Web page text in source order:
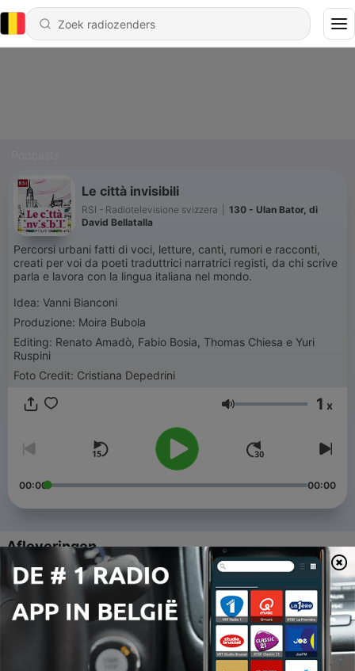
Le città invisibili
RSI - Radiotelevisione svizzera
130 - Ulan Bator, di
David Bellatalla
Percorsi urbani fatti di voci, letture, canti, rumori e racconti,
creati per voi da poeti traduttrici narratrici registi, da chi scrive
parla e lavora con la lingua italiana nel mondo.
Idea: Vanni Bianconi
Produzione: Moira Bubola
Editing: Renato Amadò, Fabio Bosia, Thomas Chiesa e Yuri
Ruspini
Foto Credit: Cristiana Depedrini
Volume 1 x
00:00 00:00
Afleveringen
130 - Ulan Bator, di David Bellatalla
26 aug. 2023
Fez, di Meryem Aboulouafa